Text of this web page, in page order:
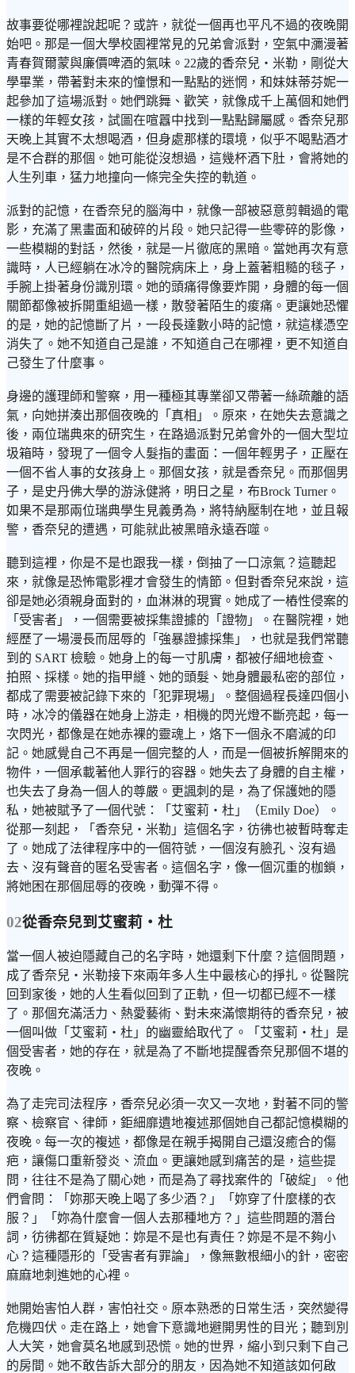
故事要從哪裡說起呢？或許，就從一個再也平凡不過的夜晚開
始吧。那是一個大學校園裡常見的兄弟會派對，空氣中瀰漫著
青春賀爾蒙與廉價啤酒的氣味。22歲的香奈兒・米勒，剛從大
學畢業，帶著對未來的憧憬和一點點的迷惘，和妹妹蒂芬妮一
起參加了這場派對。她們跳舞、歡笑，就像成千上萬個和她們
一樣的年輕女孩，試圖在喧囂中找到一點點歸屬感。香奈兒那
天晚上其實不太想喝酒，但身處那樣的環境，似乎不喝點酒才
是不合群的那個。她可能從沒想過，這幾杯酒下肚，會將她的
人生列車，猛力地撞向一條完全失控的軌道。
派對的記憶，在香奈兒的腦海中，就像一部被惡意剪輯過的電
影，充滿了黑畫面和破碎的片段。她只記得一些零碎的影像，
一些模糊的對話，然後，就是一片徹底的黑暗。當她再次有意
識時，人已經躺在冰冷的醫院病床上，身上蓋著粗糙的毯子，
手腕上掛著身份識別環。她的頭痛得像要炸開，身體的每一個
關節都像被拆開重組過一樣，散發著陌生的痠痛。更讓她恐懼
的是，她的記憶斷了片，一段長達數小時的記憶，就這樣憑空
消失了。她不知道自己是誰，不知道自己在哪裡，更不知道自
己發生了什麼事。
身邊的護理師和警察，用一種極其專業卻又帶著一絲疏離的語
氣，向她拼湊出那個夜晚的「真相」。原來，在她失去意識之
後，兩位瑞典來的研究生，在路過派對兄弟會外的一個大型垃
圾箱時，發現了一個令人髮指的畫面：一個年輕男子，正壓在
一個不省人事的女孩身上。那個女孩，就是香奈兒。而那個男
子，是史丹佛大學的游泳健將，明日之星，布Brock Turner。
如果不是那兩位瑞典學生見義勇為，將特納壓制在地，並且報
警，香奈兒的遭遇，可能就此被黑暗永遠吞噬。
聽到這裡，你是不是也跟我一樣，倒抽了一口涼氣？這聽起
來，就像是恐怖電影裡才會發生的情節。但對香奈兒來說，這
卻是她必須親身面對的，血淋淋的現實。她成了一樁性侵案的
「受害者」，一個需要被採集證據的「證物」。在醫院裡，她
經歷了一場漫長而屈辱的「強暴證據採集」，也就是我們常聽
到的 SART 檢驗。她身上的每一寸肌膚，都被仔細地檢查、
拍照、採樣。她的指甲縫、她的頭髮、她身體最私密的部位，
都成了需要被記錄下來的「犯罪現場」。整個過程長達四個小
時，冰冷的儀器在她身上游走，相機的閃光燈不斷亮起，每一
次閃光，都像是在她赤裸的靈魂上，烙下一個永不磨滅的印
記。她感覺自己不再是一個完整的人，而是一個被拆解開來的
物件，一個承載著他人罪行的容器。她失去了身體的自主權，
也失去了身為一個人的尊嚴。更諷刺的是，為了保護她的隱
私，她被賦予了一個代號：「艾蜜莉・杜」（Emily Doe）。
從那一刻起，「香奈兒・米勒」這個名字，彷彿也被暫時奪走
了。她成了法律程序中的一個符號，一個沒有臉孔、沒有過
去、沒有聲音的匿名受害者。這個名字，像一個沉重的枷鎖，
將她困在那個屈辱的夜晚，動彈不得。
02從香奈兒到艾蜜莉・杜
當一個人被迫隱藏自己的名字時，她還剩下什麼？這個問題，
成了香奈兒・米勒接下來兩年多人生中最核心的掙扎。從醫院
回到家後，她的人生看似回到了正軌，但一切都已經不一樣
了。那個充滿活力、熱愛藝術、對未來滿懷期待的香奈兒，被
一個叫做「艾蜜莉・杜」的幽靈給取代了。「艾蜜莉・杜」是
個受害者，她的存在，就是為了不斷地提醒香奈兒那個不堪的
夜晚。
為了走完司法程序，香奈兒必須一次又一次地，對著不同的警
察、檢察官、律師，鉅細靡遺地複述那個她自己都記憶模糊的
夜晚。每一次的複述，都像是在親手揭開自己還沒癒合的傷
疤，讓傷口重新發炎、流血。更讓她感到痛苦的是，這些提
問，往往不是為了關心她，而是為了尋找案件的「破綻」。他
們會問：「妳那天晚上喝了多少酒？」「妳穿了什麼樣的衣
服？」「妳為什麼會一個人去那種地方？」這些問題的潛台
詞，彷彿都在質疑她：妳是不是也有責任？妳是不是不夠小
心？這種隱形的「受害者有罪論」，像無數根細小的針，密密
麻麻地刺進她的心裡。
她開始害怕人群，害怕社交。原本熟悉的日常生活，突然變得
危機四伏。走在路上，她會下意識地避開男性的目光；聽到別
人大笑，她會莫名地感到恐慌。她的世界，縮小到只剩下自己
的房間。她不敢告訴大部分的朋友，因為她不知道該如何啟